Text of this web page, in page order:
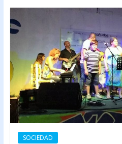
SOCIEDAD